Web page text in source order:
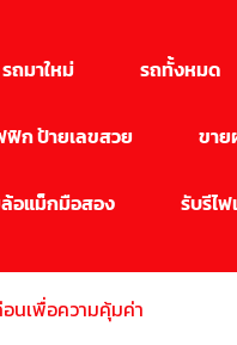
รถมาใหม่ รถทั้งหมด
ฟิก ป้ายเลขสวย ขาย
อแม็กมือสอง รับรีไ
นเพื่อความคุ้มค่า